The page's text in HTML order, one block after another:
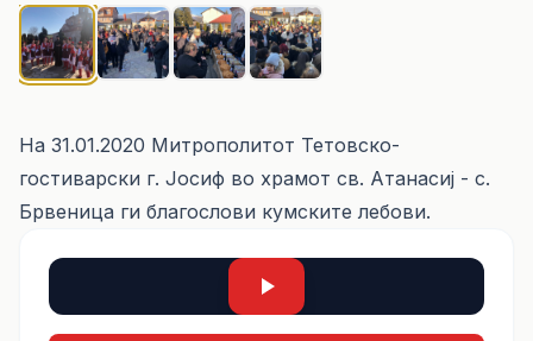
На 31.01.2020 Митрополитот Тетовско-
гостиварски г. Јосиф во храмот св. Атанасиј - с.
Брвеница ги благослови кумските лебови.